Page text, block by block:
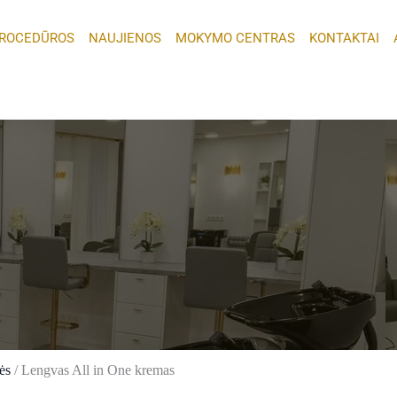
NAUJIENOS MOKYMO CENTRAS KONTAKTAI
/ Lengvas All in One kremas